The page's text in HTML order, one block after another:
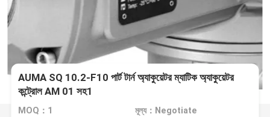
AUMA SQ 10.2-F10 পার্ট টার্ন অ্যাকুয়েটর ম্যাটিক অ্যাকুয়েটর
কন্ট্রোল AM 01 সহ1
MOQ：1 মূল্য：Negotiate